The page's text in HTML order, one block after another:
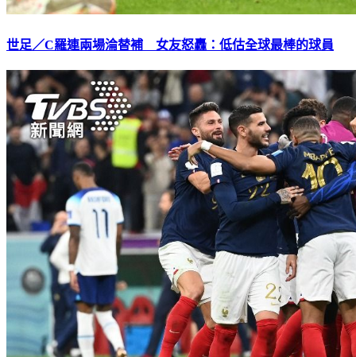
世足／C羅連兩場淪替補 女友怒轟：低估全球最棒的球員